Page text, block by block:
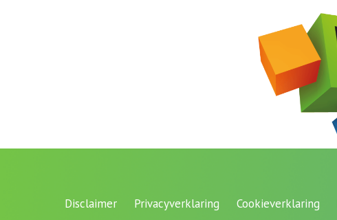
Disclaimer Privacyverklaring Cookieverklaring